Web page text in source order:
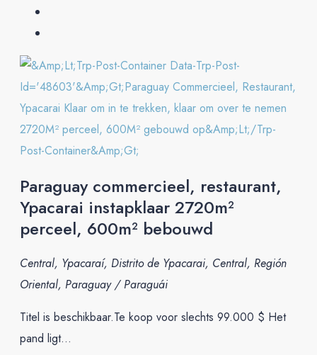
Paraguay commercieel, restaurant,
Ypacarai instapklaar 2720m²
perceel, 600m² bebouwd
Central, Ypacaraí, Distrito de Ypacarai, Central, Región
Oriental, Paraguay / Paraguái
Titel is beschikbaar.Te koop voor slechts 99.000 $ Het
pand ligt...